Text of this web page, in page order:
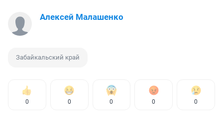
Алексей Малашенко
Забайкальский край
0 0 0 0 0